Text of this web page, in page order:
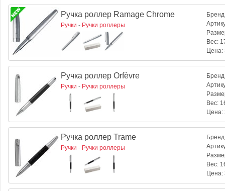
Ручка роллер Ramage Chrome
Ручки - Ручки роллеры
Вес:
Цена:
Ручка роллер Orfèvre
Ручки - Ручки роллеры
Вес:
Цена:
Ручка роллер Trame
Ручки - Ручки роллеры
Вес:
Цена: